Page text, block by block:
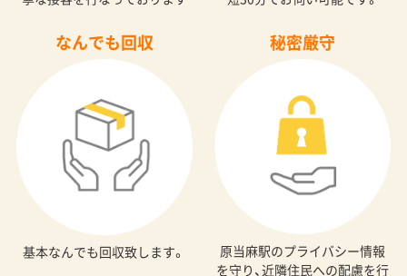
なんでも回収
基本なんでも回収致します。
秘密厳守
原当麻駅のプライバシー情報
を守り、近隣住民への配慮を行